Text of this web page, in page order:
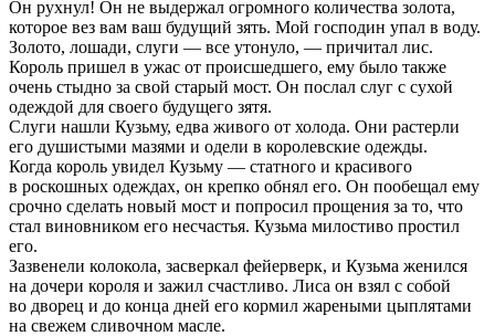
Он рухнул! Он не выдержал огромного количества золота,
которое вез вам ваш будущий зять. Мой господин упал в воду.
Золото, лошади, слуги — все утонуло, — причитал лис.
Король пришел в ужас от происшедшего, ему было также
очень стыдно за свой старый мост. Он послал слуг с сухой
одеждой для своего будущего зятя.
Слуги нашли Кузьму, едва живого от холода. Они растерли
его душистыми мазями и одели в королевские одежды.
Когда король увидел Кузьму — статного и красивого
в роскошных одеждах, он крепко обнял его. Он пообещал ему
срочно сделать новый мост и попросил прощения за то, что
стал виновником его несчастья. Кузьма милостиво простил
его.
Зазвенели колокола, засверкал фейерверк, и Кузьма женился
на дочери короля и зажил счастливо. Лиса он взял с собой
во дворец и до конца дней его кормил жареными цыплятами
на свежем сливочном масле.